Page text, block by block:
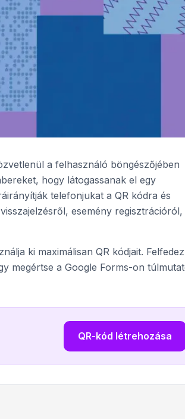
a felhasználó böngészőjében
hogy látogassanak el egy
telefonjukat a QR kódra és
esemény regisztrációról,
ki maximálisan QR kódjait.
megértse a Google Forms-on
QR-kód létrehozása